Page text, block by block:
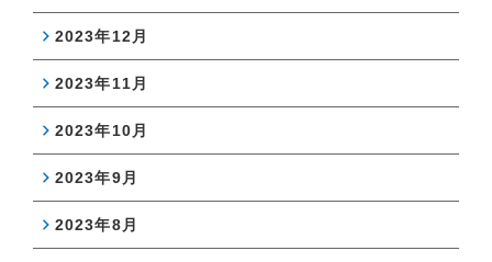
2023年12月
2023年11月
2023年10月
2023年9月
2023年8月